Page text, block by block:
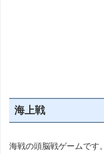
海上戦
海戦の頭脳戦ゲームです。